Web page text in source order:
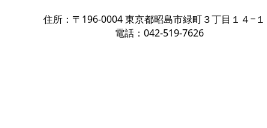
住所：〒196-0004 東京都昭島市緑町３丁目１４−１
​電話： 042-519-7626